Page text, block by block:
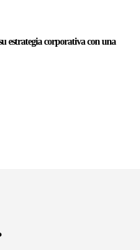
estrategia corporativa con una